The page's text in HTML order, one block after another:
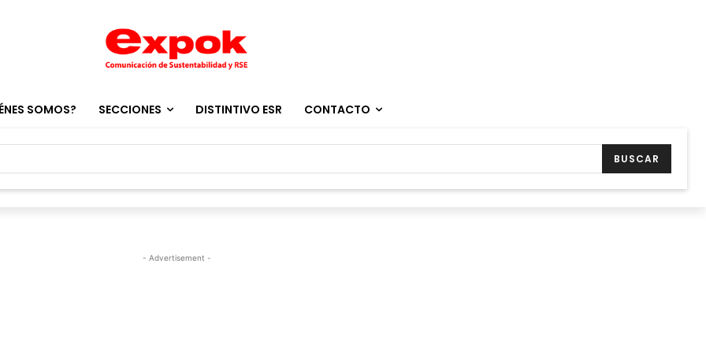
SOMOS? SECCIONES DISTINTIVO ESR CONTACTO
BUSCAR
- Advertisement -